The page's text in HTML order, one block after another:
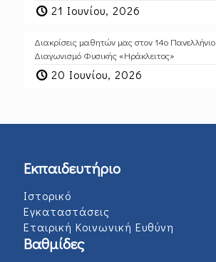
21 Ιουνίου, 2026
Διακρίσεις μαθητών μας στον 14ο Πανελλήνιο
Διαγωνισμό Φυσικής «Ηράκλειτος»
20 Ιουνίου, 2026
Εκπαιδευτήριο
Ιστορικό
Εγκαταστάσεις
Εταιρική Κοινωνική Ευθύνη
Βαθμίδες